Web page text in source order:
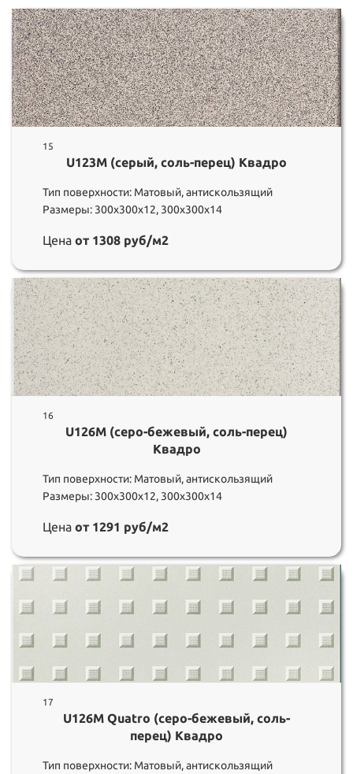
15
U123M (серый, соль-перец) Квадро
Тип поверхности: Матовый, антискользящий
Размеры: 300х300х12, 300х300х14
Цена от 1308 руб/м2
16
U126M (серо-бежевый, соль-перец)
Квадро
Тип поверхности: Матовый, антискользящий
Размеры: 300х300х12, 300х300х14
Цена от 1291 руб/м2
17
U126M Quatro (серо-бежевый, соль-
перец) Квадро
Тип поверхности: Матовый, антискользящий